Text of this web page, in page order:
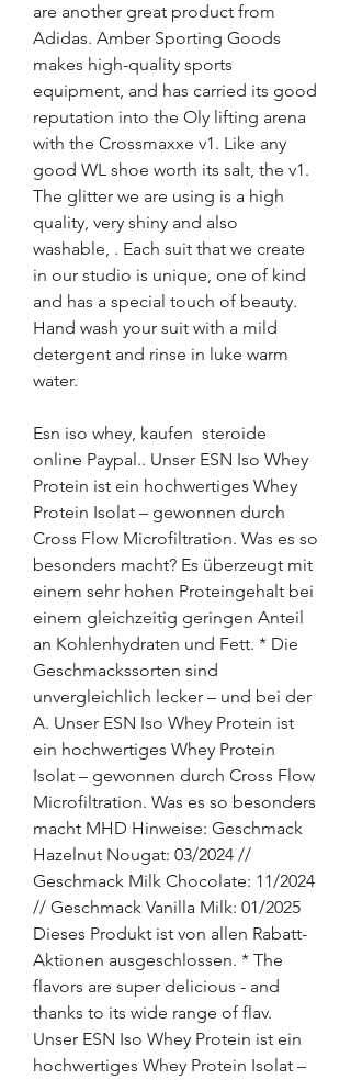
are another great product from
Adidas. Amber Sporting Goods
makes high-quality sports
equipment, and has carried its good
reputation into the Oly lifting arena
with the Crossmaxxe v1. Like any
good WL shoe worth its salt, the v1.
The glitter we are using is a high
quality, very shiny and also
washable, . Each suit that we create
in our studio is unique, one of kind
and has a special touch of beauty.
Hand wash your suit with a mild
detergent and rinse in luke warm
water.
Esn iso whey, kaufen  steroide
online Paypal.. Unser ESN Iso Whey
Protein ist ein hochwertiges Whey
Protein Isolat – gewonnen durch
Cross Flow Microfiltration. Was es so
besonders macht? Es überzeugt mit
einem sehr hohen Proteingehalt bei
einem gleichzeitig geringen Anteil
an Kohlenhydraten und Fett. * Die
Geschmackssorten sind
unvergleichlich lecker – und bei der
A. Unser ESN Iso Whey Protein ist
ein hochwertiges Whey Protein
Isolat – gewonnen durch Cross Flow
Microfiltration. Was es so besonders
macht MHD Hinweise: Geschmack
Hazelnut Nougat: 03/2024 //
Geschmack Milk Chocolate: 11/2024
// Geschmack Vanilla Milk: 01/2025
Dieses Produkt ist von allen Rabatt-
Aktionen ausgeschlossen. * The
flavors are super delicious - and
thanks to its wide range of flav.
Unser ESN Iso Whey Protein ist ein
hochwertiges Whey Protein Isolat –